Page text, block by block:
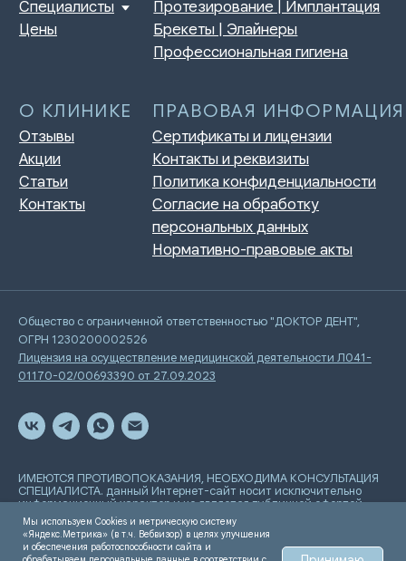
Общество с ограниченной ответственностью "ДОКТОР ДЕНТ",
ОГРН 1230200002526
Лицензия на осуществление медицинской деятельности Л041-
01170-02/00693390 от 27.09.2023
ИМЕЮТСЯ ПРОТИВОПОКАЗАНИЯ, НЕОБХОДИМА КОНСУЛЬТАЦИЯ
СПЕЦИАЛИСТА. данный Интернет-сайт носит исключительно
информационный характер и не является публичной офертой,
определяемой положениями Статьи 437 Гражданского
кодекса РФ
Мы используем Cookies и метрическую систему
«Яндекс.Метрика» (в т.ч. Вебвизор) в целях улучшения
и обеспечения работоспособности сайта и